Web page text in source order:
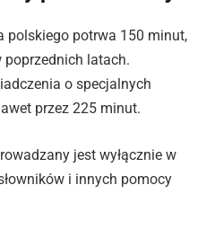
polskiego potrwa 150 minut,
poprzednich latach.
o specjalnych
przez 225 minut.
jest wyłącznie w
i innych pomocy